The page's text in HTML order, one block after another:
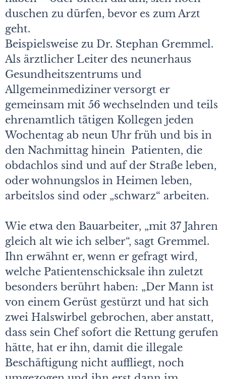
duschen zu dürfen, bevor es zum Arzt
geht.
Beispielsweise zu Dr. Stephan Gremmel.
Als ärztlicher Leiter des neunerhaus
Gesundheitszentrums und
Allgemeinmediziner versorgt er
gemeinsam mit 56 wechselnden und teils
ehrenamtlich tätigen Kollegen jeden
Wochentag ab neun Uhr früh und bis in
den Nachmittag hinein Patienten, die
obdachlos sind und auf der Straße leben,
oder wohnungslos in Heimen leben,
arbeitslos sind oder „schwarz“ arbeiten.
Wie etwa den Bauarbeiter, „mit 37 Jahren
gleich alt wie ich selber“, sagt Gremmel.
Ihn erwähnt er, wenn er gefragt wird,
welche Patientenschicksale ihn zuletzt
besonders berührt haben: „Der Mann ist
von einem Gerüst gestürzt und hat sich
zwei Halswirbel gebrochen, aber anstatt,
dass sein Chef sofort die Rettung gerufen
hätte, hat er ihn, damit die illegale
Beschäftigung nicht auffliegt, noch